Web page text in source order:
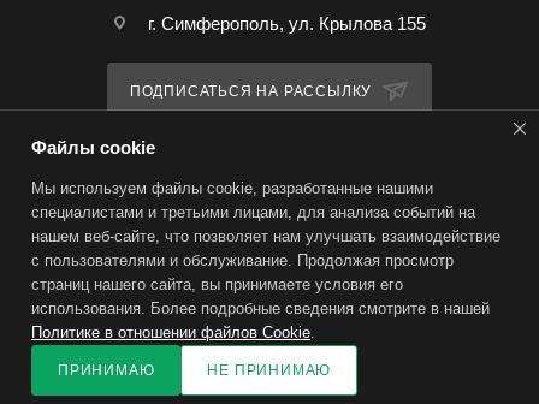
г. Симферополь, ул. Крылова 155
ПОДПИСАТЬСЯ НА РАССЫЛКУ
2026 © TorWin – интернет-магазин
Файлы cookie
Мы используем файлы cookie, разработанные нашими
специалистами и третьими лицами, для анализа событий на
нашем веб-сайте, что позволяет нам улучшать взаимодействие
с пользователями и обслуживание. Продолжая просмотр
страниц нашего сайта, вы принимаете условия его
использования. Более подробные сведения смотрите в нашей
Политике в отношении файлов Cookie.
ПРИНИМАЮ НЕ ПРИНИМАЮ